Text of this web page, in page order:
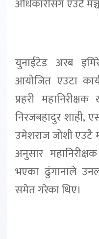
अधिकारीसँग एउटै
युनाईटेड अरब
आयोजित एउटा
प्रहरी
निरजबहादुर शाही,
उमेशराज जोशी एउटै
अनुसार
भएका ढुंगानाले
समेत गरेका थिए।